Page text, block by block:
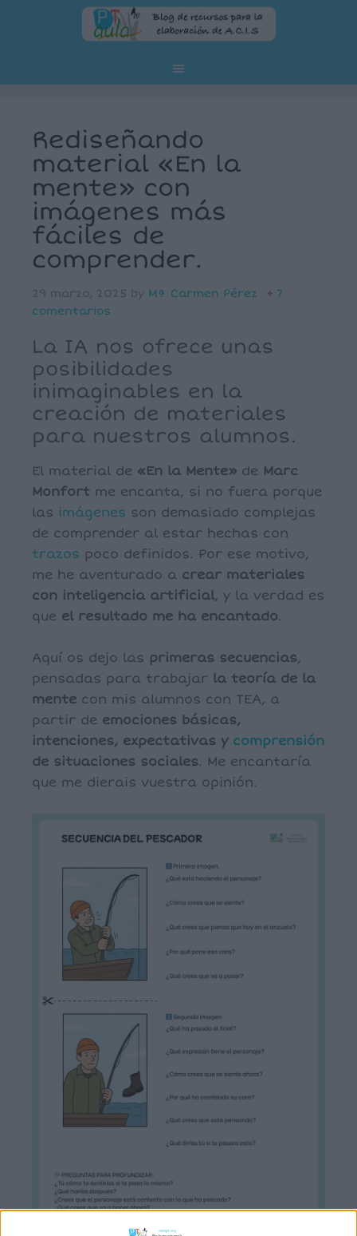
Rediseñando
material «En la
mente» con
imágenes más
fáciles de
comprender.
29 marzo, 2025 by Mª Carmen Pérez
7
comentarios
La IA nos ofrece unas
posibilidades
inimaginables en la
creación de materiales
para nuestros alumnos.
El material de «En la Mente» de Marc
Monfort me encanta, si no fuera porque
las imágenes son demasiado complejas
de comprender al estar hechas con
trazos poco definidos. Por ese motivo,
me he aventurado a crear materiales
con inteligencia artificial, y la verdad es
que el resultado me ha encantado.
Aquí os dejo las primeras secuencias,
pensadas para trabajar la teoría de la
mente con mis alumnos con TEA, a
partir de emociones básicas,
intenciones, expectativas y comprensión
de situaciones sociales. Me encantaría
que me dierais vuestra opinión.